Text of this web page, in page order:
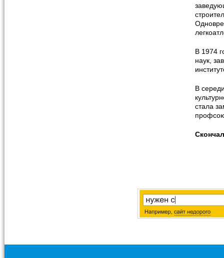
В 1974
наук,
В
стала